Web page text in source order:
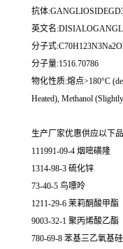
抗体
英文名
分子式
分子量:1516.70786
物化性质:熔点>180°C
Heated), Methanol
生产厂家优惠供应以下
111991-09-4 烟嘧磺隆
1314-98-3 硫化锌
73-40-5 鸟嘌呤
1211-29-6 茉莉酮酸甲酯
9003-32-1 聚丙烯酸乙酯
780-69-8 苯基三乙氧基